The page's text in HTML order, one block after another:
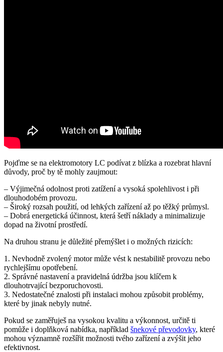
Pojďme se na elektromotory LC podívat z blízka a rozebrat hlavní
důvody, proč by tě mohly zaujmout:
– Výjimečná odolnost proti zatížení a vysoká spolehlivost i při
dlouhodobém provozu.
– Široký rozsah použití, od lehkých zařízení až po těžký průmysl.
– Dobrá energetická účinnost, která šetří náklady a minimalizuje
dopad na životní prostředí.
Na druhou stranu je důležité přemýšlet i o možných rizicích:
1. Nevhodně zvolený motor může vést k nestabilitě provozu nebo
rychlejšímu opotřebení.
2. Správné nastavení a pravidelná údržba jsou klíčem k
dlouhotrvající bezporuchovosti.
3. Nedostatečné znalosti při instalaci mohou způsobit problémy,
které by jinak nebyly nutné.
Pokud se zaměřuješ na vysokou kvalitu a výkonnost, určitě ti
pomůže i doplňková nabídka, například šnekové převodovky, které
mohou významně rozšířit možnosti tvého zařízení a zvýšit jeho
efektivnost.